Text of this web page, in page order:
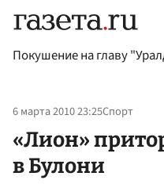
Покушение на главу
6 марта 2010 23:25Спорт
«Лион»
в Булони